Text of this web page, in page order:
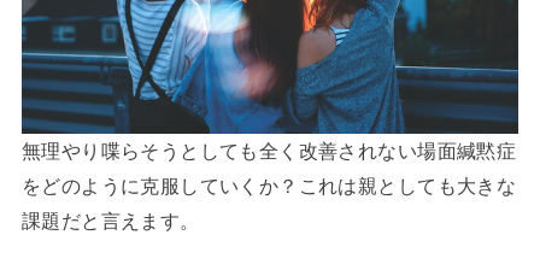
無理やり喋らそうとしても全く改善されない場面緘黙症
をどのように克服していくか？これは親としても大きな
課題だと言えます。